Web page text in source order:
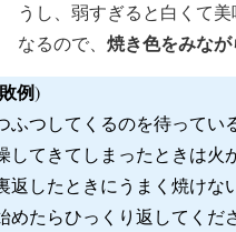
うし、弱すぎると白くて
なるので、 焼き色をみなが
例)
ふつしてくるのを待ってい
してきてしまったときは火
返したときにうまく焼けな
めたらひっくり返してくだ